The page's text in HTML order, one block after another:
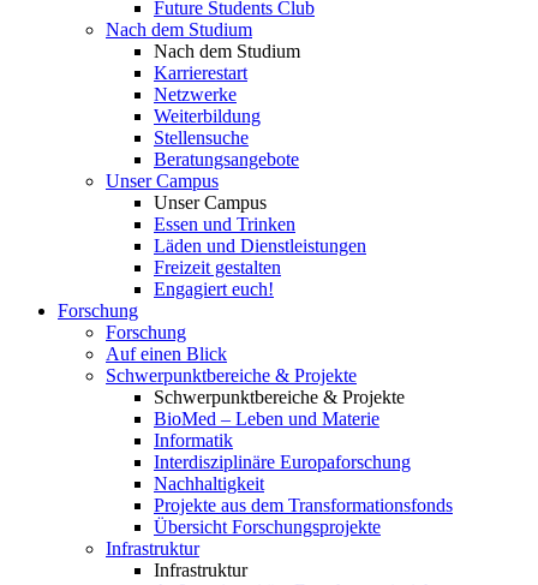
Future Students Club
Nach dem Studium
Nach dem Studium
Karrierestart
Netzwerke
Weiterbildung
Stellensuche
Beratungsangebote
Unser Campus
Unser Campus
Essen und Trinken
Läden und Dienstleistungen
Freizeit gestalten
Engagiert euch!
Forschung
Forschung
Auf einen Blick
Schwerpunktbereiche & Projekte
Schwerpunktbereiche & Projekte
BioMed – Leben und Materie
Informatik
Interdisziplinäre Europaforschung
Nachhaltigkeit
Projekte aus dem Transformationsfonds
Übersicht Forschungsprojekte
Infrastruktur
Infrastruktur